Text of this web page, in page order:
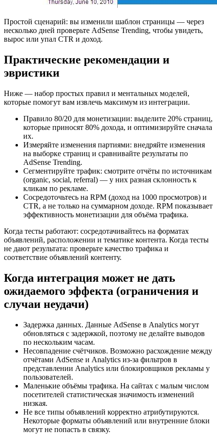
Простой сценарий: вы изменили шаблон страницы — через
несколько дней проверьте AdSense Trending, чтобы увидеть,
вырос или упал CTR и доход.
Практические рекомендации и
эвристики
Ниже — набор простых правил и ментальных моделей,
которые помогут вам извлечь максимум из интеграции.
Правило 80/20 для монетизации: выделите 20% страниц,
которые приносят 80% дохода, и оптимизируйте сначала
их.
Измеряйте изменения партиями: внедряйте изменения
на выборке страниц и сравнивайте результаты по
AdSense Trending.
Сегментируйте трафик: смотрите отчёты по источникам
(organic, social, referral) — у них разная склонность к
кликам по рекламе.
Сосредоточьтесь на RPM (доход на 1000 просмотров) и
CTR, а не только на суммарном доходе. RPM показывает
эффективность монетизации для объёма трафика.
Когда тесты работают: сосредотачивайтесь на форматах
объявлений, расположении и тематике контента. Когда тесты
не дают результата: проверьте качество трафика и
соответствие объявлений контенту.
Когда интеграция может не дать
ожидаемого эффекта (ограничения и
случаи неудачи)
Задержка данных. Данные AdSense в Analytics могут
обновляться с задержкой, поэтому не делайте выводов
по нескольким часам.
Несовпадение счётчиков. Возможно расхождение между
отчётами AdSense и Analytics из-за фильтров в
представлении Analytics или блокировщиков рекламы у
пользователей.
Маленькие объёмы трафика. На сайтах с малым числом
посетителей статистическая значимость изменений
низкая.
Не все типы объявлений корректно атрибутируются.
Некоторые форматы объявлений или внутренние блоки
могут не попасть в связку.